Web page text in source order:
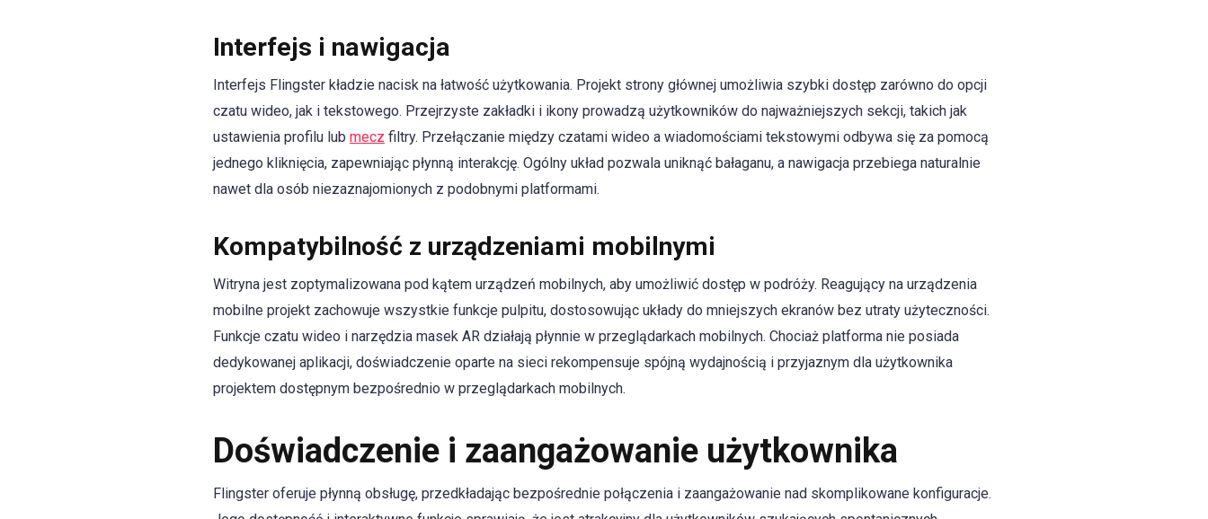
Interfejs i nawigacja
Interfejs Flingster kładzie nacisk na łatwość użytkowania. Projekt strony głównej umożliwia szybki dostęp zarówno do opcji
czatu wideo, jak i tekstowego. Przejrzyste zakładki i ikony prowadzą użytkowników do najważniejszych sekcji, takich jak
ustawienia profilu lub mecz filtry. Przełączanie między czatami wideo a wiadomościami tekstowymi odbywa się za pomocą
jednego kliknięcia, zapewniając płynną interakcję. Ogólny układ pozwala uniknąć bałaganu, a nawigacja przebiega naturalnie
nawet dla osób niezaznajomionych z podobnymi platformami.
Kompatybilność z urządzeniami mobilnymi
Witryna jest zoptymalizowana pod kątem urządzeń mobilnych, aby umożliwić dostęp w podróży. Reagujący na urządzenia
mobilne projekt zachowuje wszystkie funkcje pulpitu, dostosowując układy do mniejszych ekranów bez utraty użyteczności.
Funkcje czatu wideo i narzędzia masek AR działają płynnie w przeglądarkach mobilnych. Chociaż platforma nie posiada
dedykowanej aplikacji, doświadczenie oparte na sieci rekompensuje spójną wydajnością i przyjaznym dla użytkownika
projektem dostępnym bezpośrednio w przeglądarkach mobilnych.
Doświadczenie i zaangażowanie użytkownika
Flingster oferuje płynną obsługę, przedkładając bezpośrednie połączenia i zaangażowanie nad skomplikowane konfiguracje.